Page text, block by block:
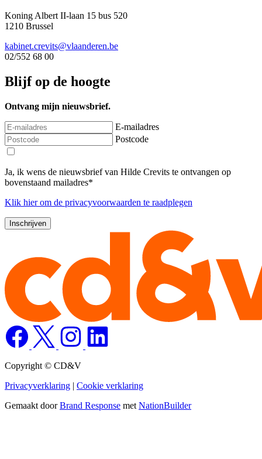
Koning Albert II-laan 15 bus 520
1210 Brussel
kabinet.crevits@vlaanderen.be
02/552 68 00
Blijf op de hoogte
Ontvang mijn nieuwsbrief.
E-mailadres
Postcode
Ja, ik wens de nieuwsbrief van Hilde Crevits te ontvangen op
bovenstaand mailadres*
Klik hierom de privacyvoorwaarden te raadplegen
Copyright © CD&V
Privacyverklaring | Cookie verklaring
Gemaakt doorBrand Response met NationBuilder